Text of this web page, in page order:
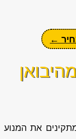
←
את המנוע